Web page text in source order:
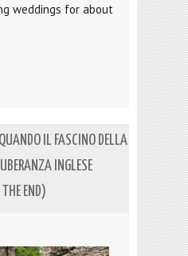
weddings for about
IL FASCINO DELLA
INGLESE
END)